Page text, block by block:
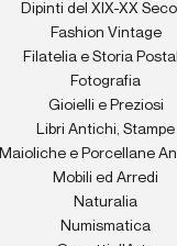
Dipinti del XIX-XX
Fashion Vintage
Filatelia e Storia
Fotografia
Gioielli e Preziosi
Libri Antichi, Stampe
Maioliche e Porcellane
Mobili ed Arredi
Naturalia
Numismatica